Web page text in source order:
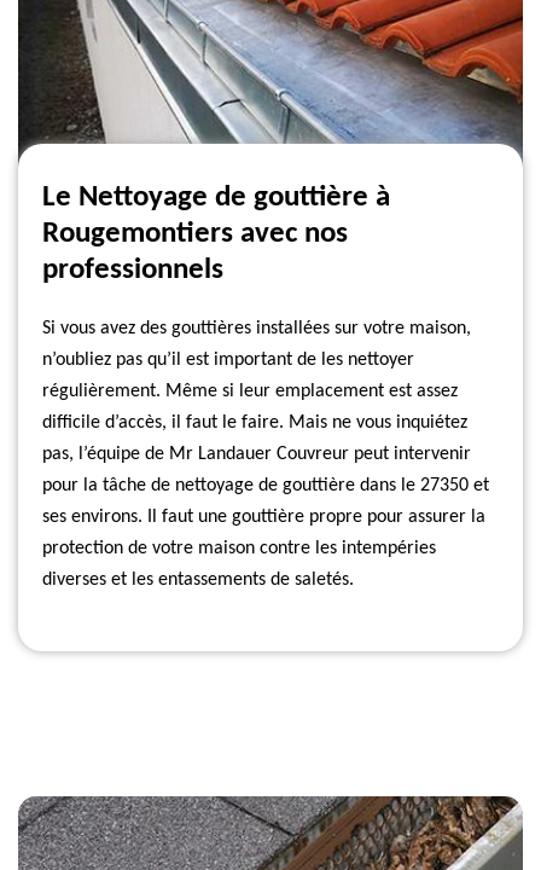
Le Nettoyage de gouttière à
Rougemontiers avec nos
professionnels
Si vous avez des gouttières installées sur votre maison,
n’oubliez pas qu’il est important de les nettoyer
régulièrement. Même si leur emplacement est assez
difficile d’accès, il faut le faire. Mais ne vous inquiétez
pas, l’équipe de Mr Landauer Couvreur peut intervenir
pour la tâche de nettoyage de gouttière dans le 27350 et
ses environs. Il faut une gouttière propre pour assurer la
protection de votre maison contre les intempéries
diverses et les entassements de saletés.